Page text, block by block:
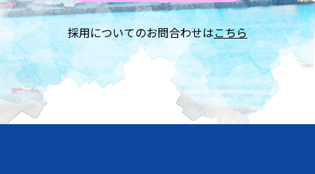
採用についてのお問合わせはこちら